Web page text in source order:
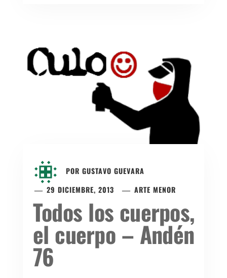
POR GUSTAVO GUEVARA
29 DICIEMBRE, 2013
ARTE MENOR
Todos los cuerpos,
el cuerpo – Andén
76